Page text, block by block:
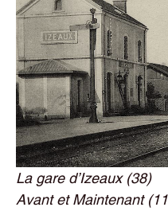
La gare d’Izeaux (38)
Avant et Maintenant